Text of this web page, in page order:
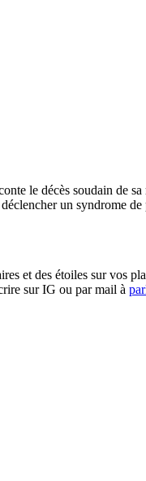
le décès soudain de
un syndrome
et des étoiles sur vos
sur IG ou par mail à